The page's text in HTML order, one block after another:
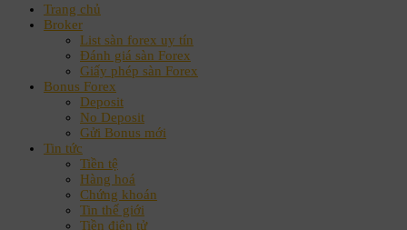
Trang chủ
Broker
List sàn forex uy tín
Đánh giá sàn Forex
Giấy phép sàn Forex
Bonus Forex
Deposit
No Deposit
Gửi Bonus mới
Tin tức
Tiền tệ
Hàng hoá
Chứng khoán
Tin thế giới
Tiền điện tử